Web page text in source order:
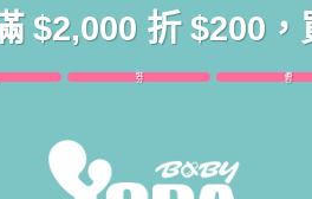
$2,000 折 $200
51
分
43
秒